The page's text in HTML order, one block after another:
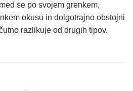
se po svojem grenkem,
okusu in dolgotrajno obstojni
razlikuje od drugih tipov.